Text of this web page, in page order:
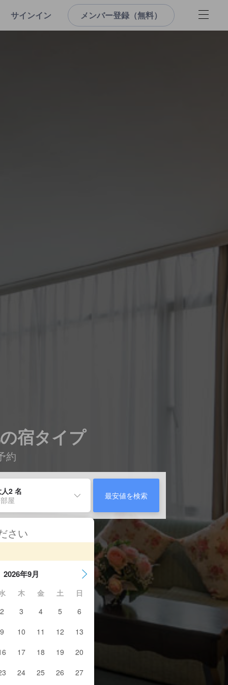
サインイン メンバー登録（無料）
宿タイプ
約
2 名
屋
最安値を検索
さい
2026年9月
木 金 土
日
2
3 4 5
6
9
10 11 12
13
17 18 19
20
24 25 26 27